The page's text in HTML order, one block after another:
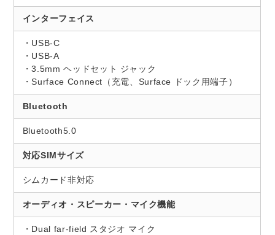
インターフェイス
・USB-C
・USB-A
・3.5mm ヘッドセット ジャック
・Surface Connect（充電、Surface ドック用端子）
Bluetooth
Bluetooth5.0
対応SIMサイズ
シムカード非対応
オーディオ・スピーカー・マイク機能
・Dual far-field スタジオ マイク